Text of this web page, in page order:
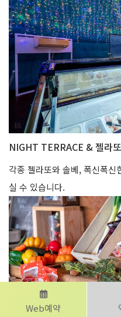
NIGHT TERRACE & 젤라
각종 젤라또와 솔베, 폭신폭
실 수 있습니다.
Web예약